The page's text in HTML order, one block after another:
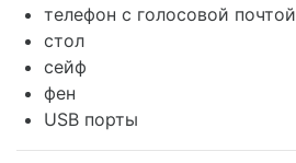
телефон с голосовой почтой
стол
сейф
фен
USB порты